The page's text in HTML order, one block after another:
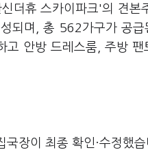
더휴 스카이파크'의 견본
되며, 총 562가구가 공급
안방 드레스룸, 주방
장이 최종 확인·수정했습